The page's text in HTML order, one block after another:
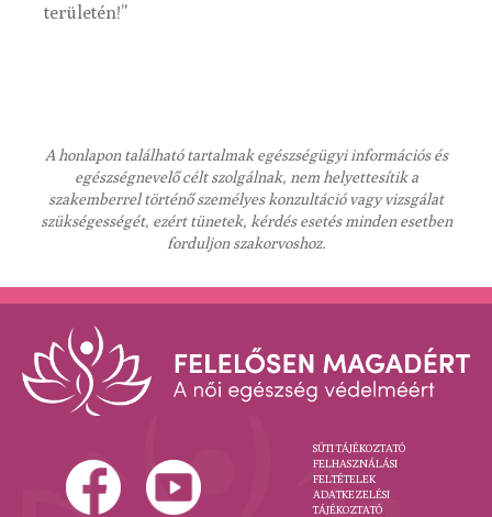
területén!”
A honlapon található tartalmak egészségügyi információs és
egészségnevelő célt szolgálnak, nem helyettesítik a
szakemberrel történő személyes konzultáció vagy vizsgálat
szükségességét, ezért tünetek, kérdés esetés minden esetben
forduljon szakorvoshoz.
SÜTI TÁJÉKOZTATÓ
FELHASZNÁLÁSI
FELTÉTELEK
ADATKEZELÉSI
TÁJÉKOZTATÓ